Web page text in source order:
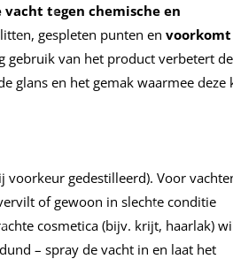
tegen chemische en
gespleten punten en
gebruik van het product verbetert de
glans en het gemak waarmee deze
gedestilleerd). Voor
of gewoon in slechte conditie
cosmetica (bijv. krijt, haarlak)
– spray de vacht in en laat het